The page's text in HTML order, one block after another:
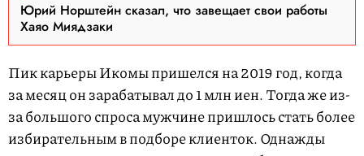
Юрий Норштейн сказал, что завещает свои работы
Хаяо Миядзаки
Пик карьеры Икомы пришелся на 2019 год, когда
за месяц он зарабатывал до 1 млн иен. Тогда же из-
за большого спроса мужчине пришлось стать более
избирательным в подборе клиенток. Однажды